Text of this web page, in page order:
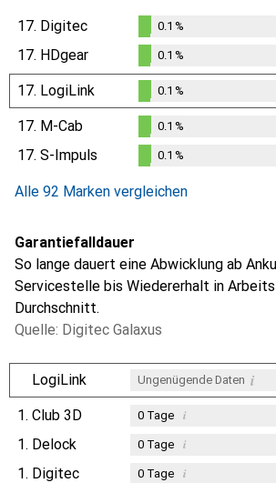
17. Digitec
%
0.1 %
17. HDgear
0.1%
0.1 %
17. LogiLink
0.1%
0.1 %
17. M-Cab
%
0.1 %
17. S-Impuls 0.1 %
Alle 92 Marken vergleichen
Garantiefalldauer
So lange dauert eine Abwicklung ab
Servicestelle bis Wiedererhalt in
Durchschnitt.
Quelle: Digitec Galaxus
LogiLink Ungenügende Daten i
1. Club 3D 0Tage i
1. Delock 0Tage i
1. Digitec 0Tage i